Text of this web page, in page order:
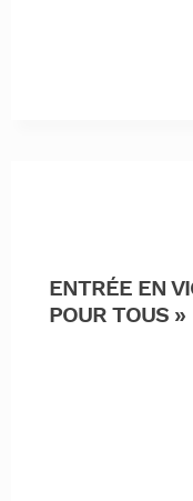
ENTRÉE EN
POUR TOUS »